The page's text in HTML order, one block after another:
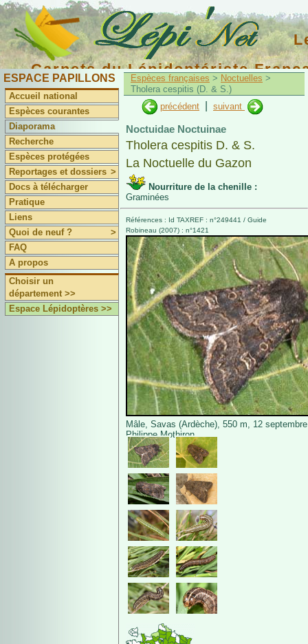
Carnets du Lépidoptériste
ESPACE PAPILLONS
Accueil national
Espèces courantes
Diaporama
Recherche
Espèces protégées
Reportages et dossiers >
Docs à télécharger
Pratique
Liens
Quoi de neuf ?
>
FAQ
A propos
Choisir un
département >>
Espace Lépidoptères >>
Espèces françaises > Noctuelles >
Tholera cespitis (D. & S.)
précédent
suivant
Noctuidae Noctuinae
Tholera cespitis D. & S.
La Noctuelle du Gazon
Nourriture de la chenille :
Graminées
Références : Id TAXREF : n°249441 / Guide
Robineau (2007) : n°1421
Mâle, Savas (Ardèche), 550 m, 12
Philippe Mothiron.